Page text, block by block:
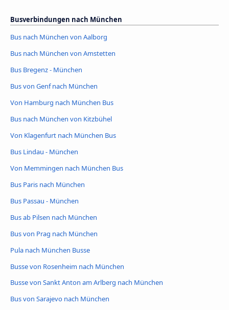
Busverbindungen nach München
Bus nach München von Aalborg
Bus nach München von Amstetten
Bus Bregenz - München
Bus von Genf nach München
Von Hamburg nach München Bus
Bus nach München von Kitzbühel
Von Klagenfurt nach München Bus
Bus Lindau - München
Von Memmingen nach München Bus
Bus Paris nach München
Bus Passau - München
Bus ab Pilsen nach München
Bus von Prag nach München
Pula nach München Busse
Busse von Rosenheim nach München
Busse von Sankt Anton am Arlberg nach München
Bus von Sarajevo nach München